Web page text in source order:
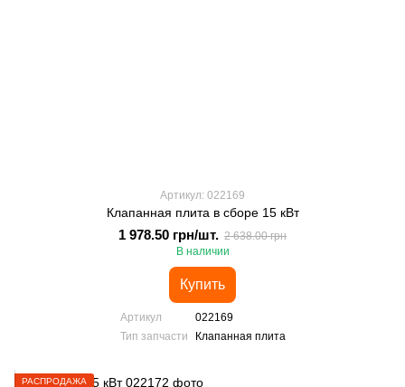
Артикул: 022169
Клапанная плита в сборе 15 кВт
1 978.50 грн/шт. 2 638.00 грн
В наличии
Купить
Артикул
022169
Тип запчасти
Клапанная плита
РАСПРОДАЖА